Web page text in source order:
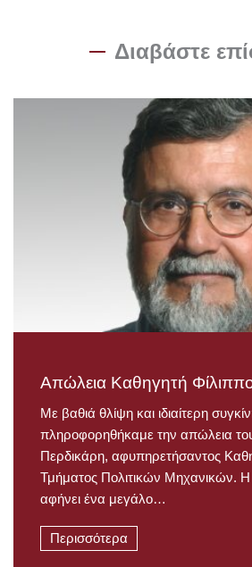
Διαβάστε
Απώλεια Καθηγητή
Με βαθιά θλίψη και ιδιαίτερη
πληροφορηθήκαμε την απώλεια
Περδικάρη, αφυπηρετήσαντος
Τμήματος Πολιτικών Μηχανικών.
αφήνει ένα μεγάλο…
Περισσότερα